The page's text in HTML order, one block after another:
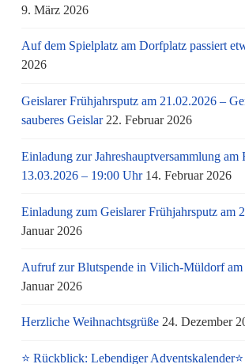
9. März 2026
Auf dem Spielplatz am Dorfplatz passiert
2026
Geislarer Frühjahrsputz am 21.02.2026 –
sauberes Geislar 22. Februar 2026
Einladung zur Jahreshauptversammlung am
13.03.2026 – 19:00 Uhr 14. Februar 2026
Einladung zum Geislarer Frühjahrsputz am
Januar 2026
Aufruf zur Blutspende in Vilich-Müldorf am
Januar 2026
Herzliche Weihnachtsgrüße 24. Dezember
⭐ Rückblick: Lebendiger Adventskalender⭐